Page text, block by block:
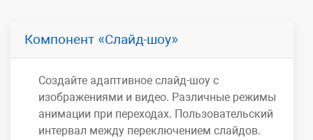
Компонент Слайд-шоу
Создайте адаптивное слайд-шоу с
изображениями и видео. Различные режимы
анимации при переходах. Пользовательский
интервал между переключением слайдов.